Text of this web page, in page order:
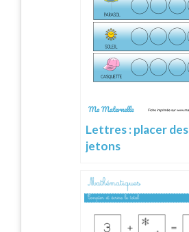
Lettres : placer des
jetons